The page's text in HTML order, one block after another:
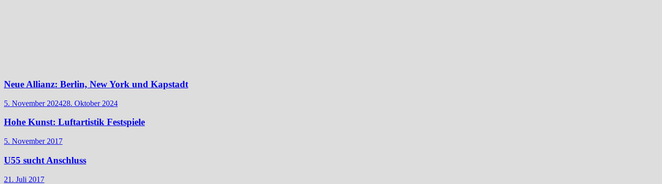
Neue Allianz: Berlin, New York und Kapstadt
5. November 202428. Oktober 2024
Hohe Kunst: Luftartistik Festspiele
5. November 2017
U55 sucht Anschluss
21. Juli 2017